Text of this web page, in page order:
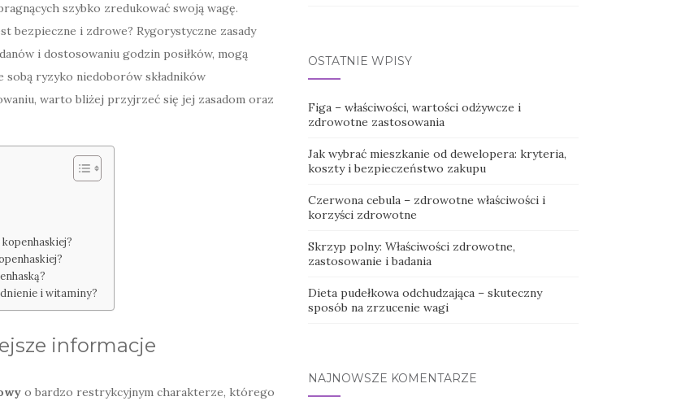
szybko zredukować swoją wagę.
bezpieczne i zdrowe? Rygorystyczne zasady
i dostosowaniu godzin posiłków, mogą
sobą ryzyko niedoborów składników
warto bliżej przyjrzeć się jej zasadom oraz
i witaminy?
informacje
o bardzo restrykcyjnym charakterze, którego
OSTATNIE WPISY
Figa – właściwości, wartości odżywcze i
zdrowotne zastosowania
Jak wybrać mieszkanie od dewelopera: kryteria,
koszty i bezpieczeństwo zakupu
Czerwona cebula – zdrowotne właściwości i
korzyści zdrowotne
Skrzyp polny: Właściwości zdrowotne,
zastosowanie i badania
Dieta pudełkowa odchudzająca – skuteczny
sposób na zrzucenie wagi
NAJNOWSZE KOMENTARZE